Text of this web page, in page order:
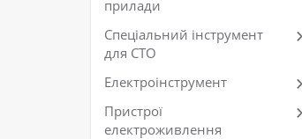
прилади
Спеціальний інструмент
для СТО
Електроінструмент
Пристрої
електроживлення